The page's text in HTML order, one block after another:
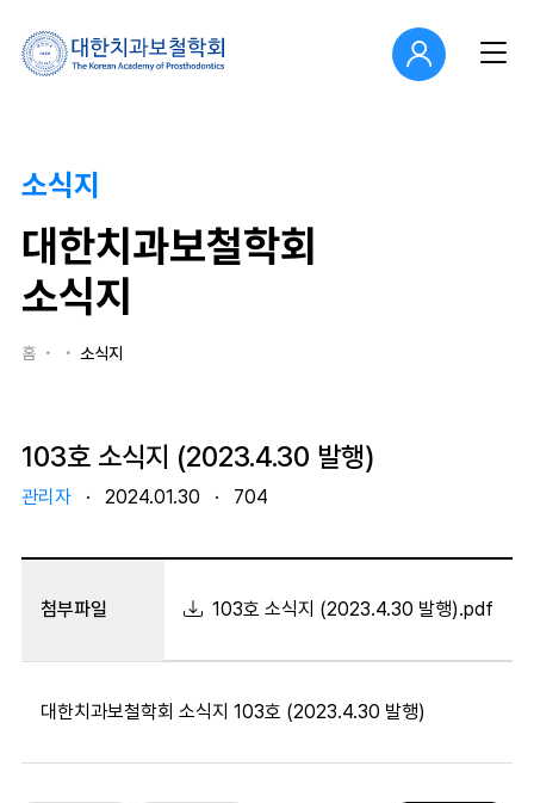
소식지
대한치과보철학회
소식지
홈 소식지
103호 소식지 (2023.4.30 발행)
관리자 · 2024.01.30 · 704
첨부파일 103호 소식지 (2023.4.30 발행).pdf
대한치과보철학회 소식지 103호 (2023.4.30 발행)